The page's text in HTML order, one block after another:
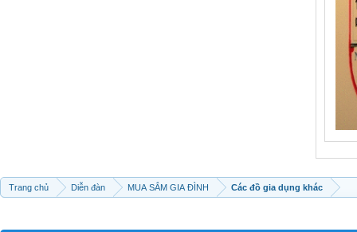
Trang chủ Diễn đàn MUA SẮM GIA ĐÌNH Các đồ gia dụng khác